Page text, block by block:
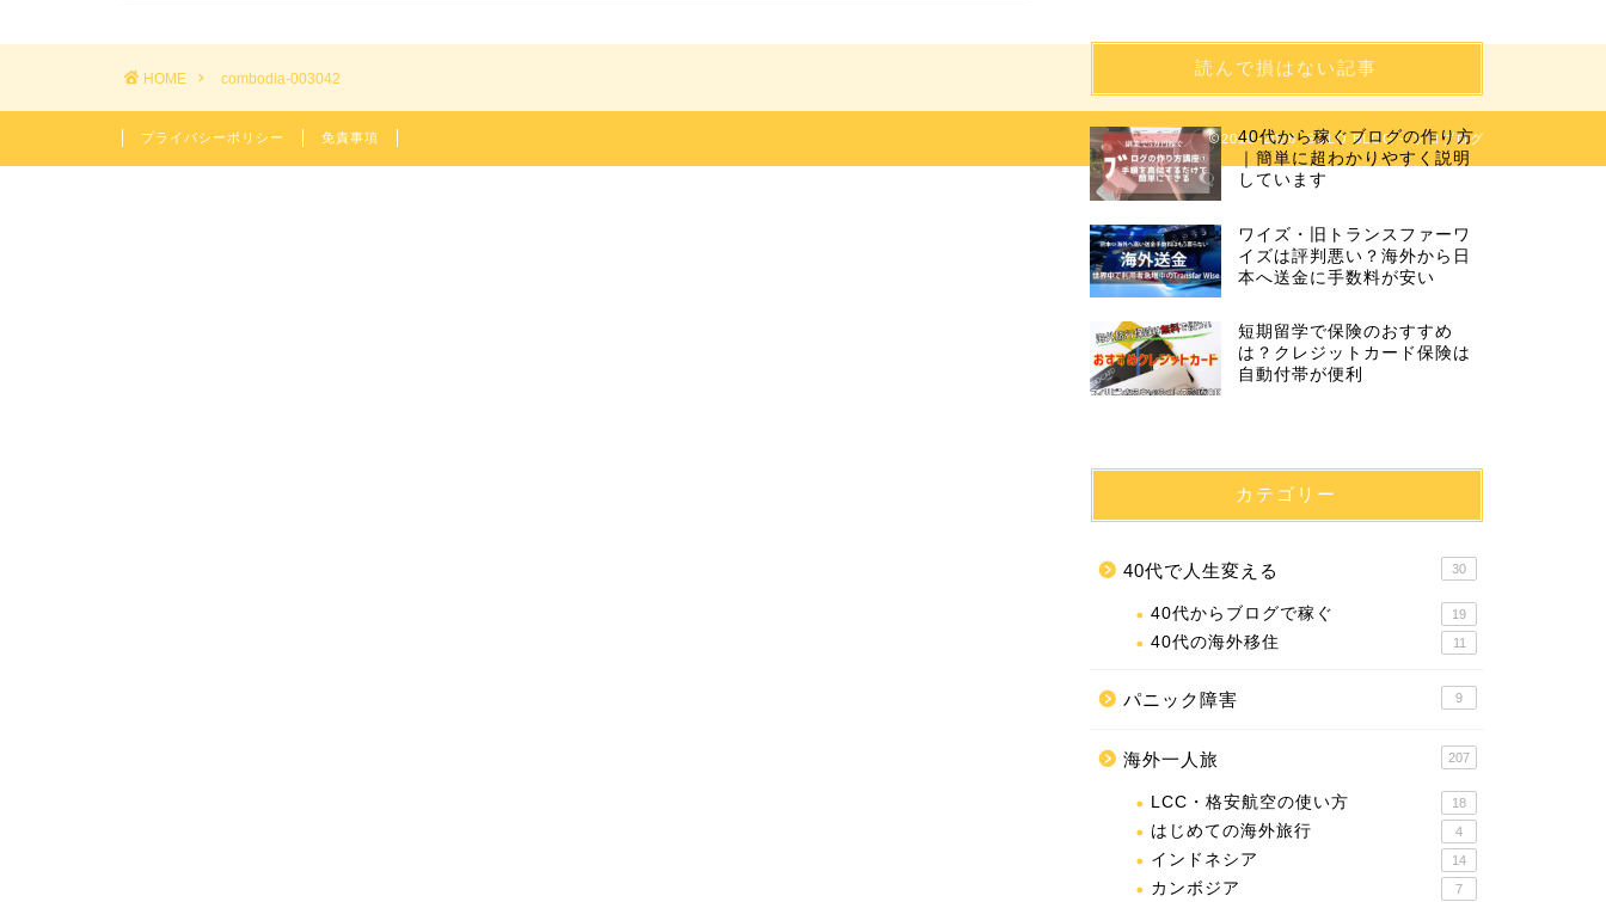
読んで損はない記事
40代から稼ぐブログの作り方
｜簡単に超わかりやすく説明
しています
ワイズ・旧トランスファーワ
イズは評判悪い？海外から日
本へ送金に手数料が安い
短期留学で保険のおすすめ
は？クレジットカード保険は
自動付帯が便利
カテゴリー
40代で人生変える 30
40代からブログで稼ぐ 19
40代の海外移住 11
パニック障害 9
海外一人旅 207
LCC・格安航空の使い方 18
はじめての海外旅行 4
インドネシア 14
カンボジア 7
HOME combodia-003042
プライバシーポリシー 免責事項 2018–2026 SOLO BLOG – ソロブログ